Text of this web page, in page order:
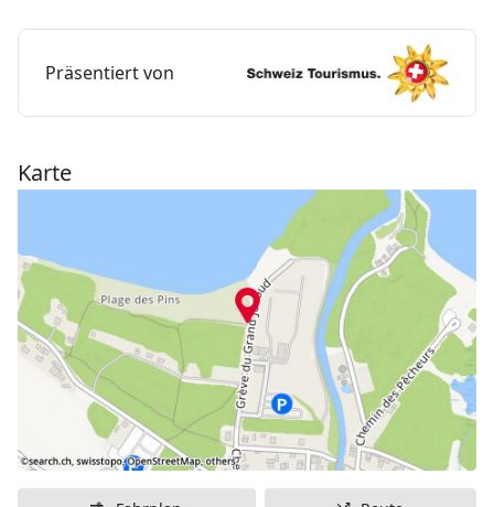
Die Feriengäste kommen zudem in den Genuss des
Wassersportangebots auf dem Neuenburgersee. Es
gibt Tretboote, Paddle Boards oder Windsurfbretter
Präsentiert von
Karte